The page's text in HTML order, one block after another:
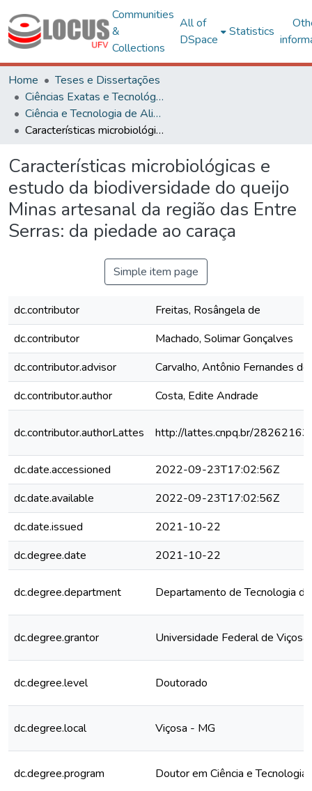
Communities
&
Collections
All of
DSpace
Statistics
Home
Teses e Dissertações
Ciências Exatas e Tecnológicas
Ciência e Tecnologia de Alimentos
Características microbiológicas e estudo da biodiversidade do queijo Minas artesanal da região das Entre Serras: da piedade ao caraça
Características microbiológicas e
estudo da biodiversidade do queijo
Minas artesanal da região das Entre
Serras: da piedade ao caraça
Simple item page
dc.contributor
Freitas, Rosângela de
dc.contributor
Machado, Solimar Gonçalves
dc.contributor.advisor
Carvalho, Antônio Fernandes de
dc.contributor.author
Costa, Edite Andrade
dc.contributor.authorLattes http://lattes.cnpq.br/
dc.date.accessioned
2022-09-23T17:02:56Z
dc.date.available
2022-09-23T17:02:56Z
dc.date.issued
2021-10-22
dc.degree.date
2021-10-22
dc.degree.department Departamento de Tecnologia
dc.degree.grantor Universidade Federal de Viçosa
dc.degree.level Doutorado
dc.degree.local Viçosa - MG
dc.degree.program Doutor em Ciência e